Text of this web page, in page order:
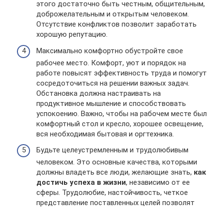
этого достаточно быть честным, общительным,
доброжелательным и открытым человеком.
Отсутствие конфликтов позволит заработать
хорошую репутацию.
Максимально комфортно обустройте свое
рабочее место. Комфорт, уют и порядок на
работе повысят эффективность труда и помогут
сосредоточиться на решении важных задач.
Обстановка должна настраивать на
продуктивное мышление и способствовать
успокоению. Важно, чтобы на рабочем месте был
комфортный стол и кресло, хорошее освещение,
вся необходимая бытовая и оргтехника.
Будьте целеустремленным и трудолюбивым
человеком. Это основные качества, которыми
должны владеть все люди, желающие знать, как
достичь успеха в жизни, независимо от ее
сферы. Трудолюбие, настойчивость, четкое
представление поставленных целей позволят